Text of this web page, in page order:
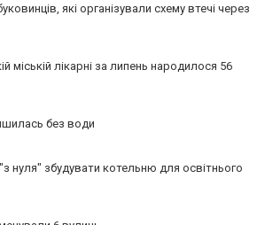
які організували схему втечі через
міській лікарні за липень народилося 56
без води
нуля" збудувати котельню для освітнього